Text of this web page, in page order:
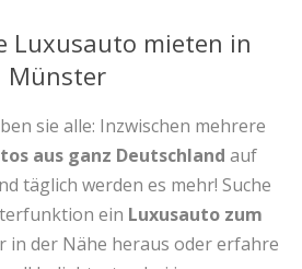
Luxusauto mieten in
Münster
sie alle: Inzwischen mehrere
aus ganz Deutschland auf
täglich werden es mehr! Suche
ein Luxusauto zum
in der Nähe heraus oder erfahre